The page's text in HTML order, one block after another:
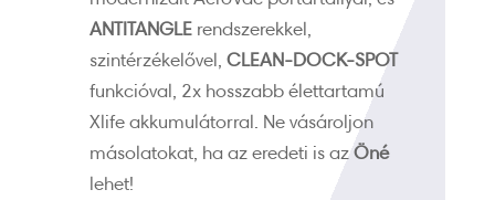
ANTITANGLErendszerekkel,
szintérzékelővel, CLEAN-DOCK-SPOT
funkcióval, 2x hosszabb élettartamú
Xlife akkumulátorral. Ne vásároljon
másolatokat, ha az eredeti is azÖné
lehet!